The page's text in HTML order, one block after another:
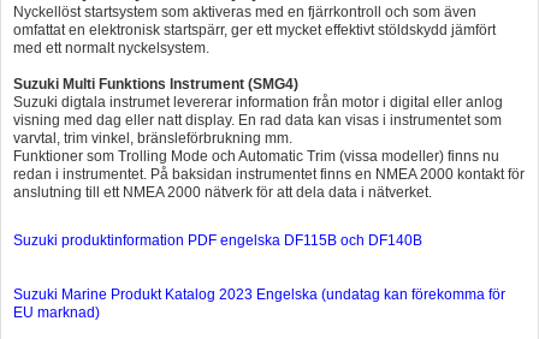
Nyckellöst startsystem som aktiveras med en fjärrkontroll och som även
omfattat en elektronisk startspärr, ger ett mycket effektivt stöldskydd jämfört
med ett normalt nyckelsystem.
Suzuki Multi Funktions Instrument (SMG4)
Suzuki digtala instrumet levererar information från motor i digital eller anlog
visning med dag eller natt display. En rad data kan visas i instrumentet som
varvtal, trim vinkel, bränsleförbrukning mm.
Funktioner som Trolling Mode och Automatic Trim (vissa modeller) finns nu
redan i instrumentet. På baksidan instrumentet finns en NMEA 2000 kontakt för
anslutning till ett NMEA 2000 nätverk för att dela data i nätverket.
Suzuki produktinformation PDF engelska DF115B och DF140B
Suzuki Marine Produkt Katalog 2023 Engelska (undatag kan förekomma för
EU marknad)